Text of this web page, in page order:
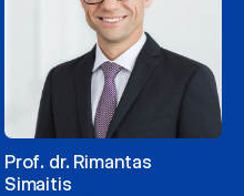
Prof. dr. Rimantas
Simaitis